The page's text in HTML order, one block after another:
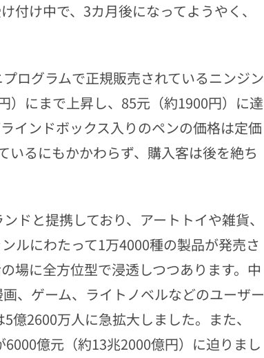
付け中で、3カ月後になってようやく、
ログラムで正規販売されているニンジン
）にまで上昇し、85元（約1900円）に達
インドボックス入りのペンの価格は定価
いるにもかかわらず、購入客は後を絶ち
ドと提携しており、アートトイや雑貨、
ルにわたって1万4000種の製品が発売さ
場に全方位型で浸透しつつあります。中
、ゲーム、ライトノベルなどのユーザー
2600万人に急拡大しました。また、
億元（約13兆2000億円）に迫りまし